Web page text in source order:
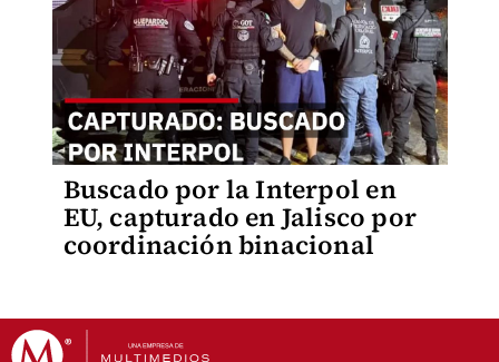
Buscado por la Interpol en
EU, capturado en Jalisco por
coordinación binacional